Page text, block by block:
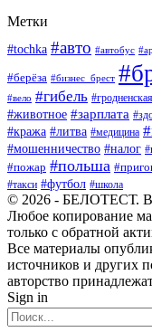
Метки
#tochka #авто #автобус
#берёза #бизнес_брест
#вело #гибель
#животное #зарплата
#кража #литва #медицина
#мошенничество #налог
#пожар #польша
#такси #футбол #школа
© 2026 - БЕЛОТЕСТ.
Любое копирование
только с обратной
Все материалы
источников и других
авторство
Sign in